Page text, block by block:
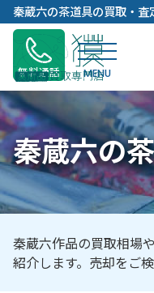
秦蔵六の茶道具の買取・
無料通話
秦蔵六の
秦蔵六作品の買取相場
紹介します。売却をご